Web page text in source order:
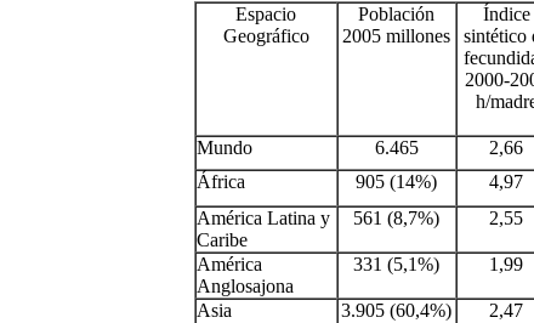
Espacio
Geográfico
Población
2005 millones
Índice
sintético
2000-
h/
Mundo 6.465 2,66
África
905 (14%) 4,97
América Latina y
Caribe
561 (8,7%) 2,55
América
Anglosajona
331 (5,1%) 1,99
Asia 3.905 (60,4%) 2,47